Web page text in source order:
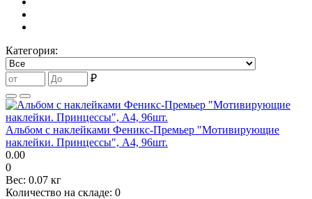
Категория:
₽
Альбом с наклейками Феникс-Премьер "Мотивирующие
наклейки. Принцессы", А4, 96шт.
0.00
0
Вес: 0.07 кг
Количество на складе: 0